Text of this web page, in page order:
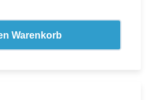
Warenkorb